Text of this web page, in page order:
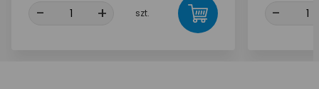
- + szt. -